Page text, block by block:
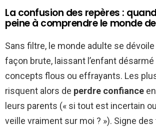
La confusion des repères :
peine à comprendre le monde
Sans filtre, le monde adulte se
façon brute, laissant l’enfant
concepts flous ou effrayants. Les
risquent alors de perdre confiance
leurs parents (« si tout est incertain
veille vraiment sur moi ? »). Signe